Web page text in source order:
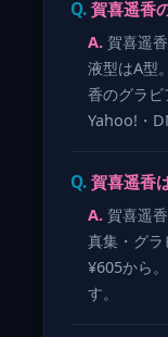
賀喜遥香
賀喜遥
液型はA型
香のグラビ
Yahoo!・
賀喜遥香
賀喜遥
真集・グ
¥605から
す。